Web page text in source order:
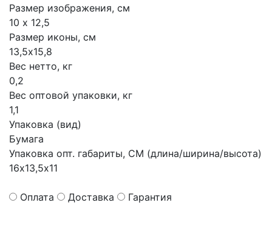
Размер изображения, см
10 х 12,5
Размер иконы, см
13,5х15,8
Вес нетто, кг
0,2
Вес оптовой упаковки, кг
1,1
Упаковка (вид)
Бумага
Упаковка опт. габариты, СМ (длина/ширина/высота)
16х13,5х11
Оплата Доставка Гарантия